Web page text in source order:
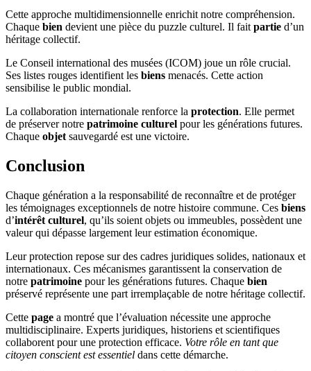
Cette approche multidimensionnelle enrichit notre compréhension.
Chaque bien devient une pièce du puzzle culturel. Il fait partie d’un
héritage collectif.
Le Conseil international des musées (ICOM) joue un rôle crucial.
Ses listes rouges identifient les biens menacés. Cette action
sensibilise le public mondial.
La collaboration internationale renforce la protection. Elle permet
de préserver notre patrimoine culturel pour les générations futures.
Chaque objet sauvegardé est une victoire.
Conclusion
Chaque génération a la responsabilité de reconnaître et de protéger
les témoignages exceptionnels de notre histoire commune. Ces biens
d’intérêt culturel, qu’ils soient objets ou immeubles, possèdent une
valeur qui dépasse largement leur estimation économique.
Leur protection repose sur des cadres juridiques solides, nationaux et
internationaux. Ces mécanismes garantissent la conservation de
notre patrimoine pour les générations futures. Chaque bien
préservé représente une part irremplaçable de notre héritage collectif.
Cette page a montré que l’évaluation nécessite une approche
multidisciplinaire. Experts juridiques, historiens et scientifiques
collaborent pour une protection efficace. Votre rôle en tant que
citoyen conscient est essentiel dans cette démarche.